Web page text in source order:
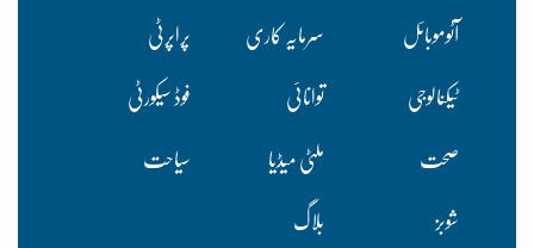
آٹوموبائل
سرمایہ کاری
پراپرٹی
ٹیکنالوجی
توانائی
فوڈ سیکورٹی
صحت
ملٹی میڈیا
سیاحت
شوبز
بلاگ